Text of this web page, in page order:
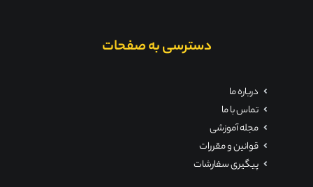
دسترسی به صفحات
درباره ما
تماس با ما
مجله آموزشی
قوانین و مقررات
پیگیری سفارشات